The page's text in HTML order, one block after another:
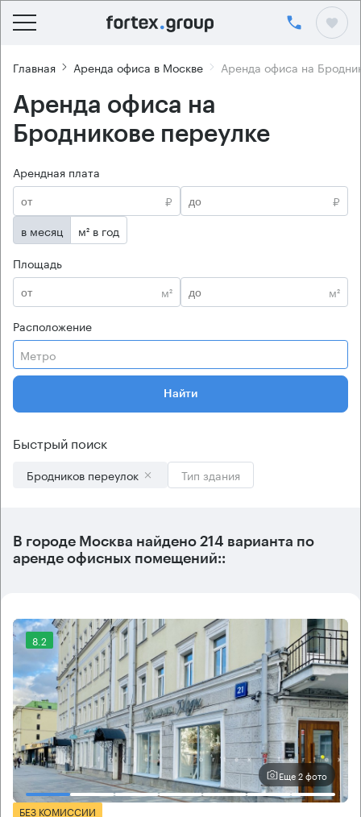
Главная Аренда офиса в Москве Аренда офиса на
Аренда офиса на
Бродникове переулке
Арендная плата
₽
₽
в месяц
м² в год
Площадь
м²
м²
Расположение
Метро
Найти
Быстрый поиск
Бродников переулок Тип здания
В городе Москва найдено 214 варианта по
аренде офисных помещений::
8.2
Еще 2 фото
БЕЗ КОМИССИИ